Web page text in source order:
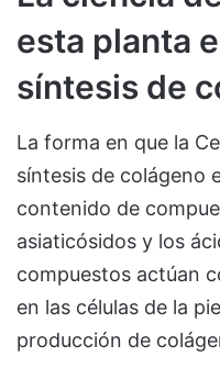
esta planta
síntesis de
La forma en que la
síntesis de colágeno
contenido de
asiaticósidos y los
compuestos actúan
en las células de la
producción de